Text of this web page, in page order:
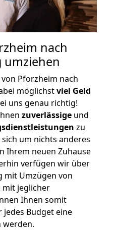
nach
umziehen
Pforzheim nach
möglichstviel Geld
uns genau richtig!
zuverlässige und
zu
um nichts anderes
Ihrem neuen Zuhause
verfügen wir über
mit Umzügen von
mit jeglicher
Ihnen somit
Budget eine
werden.